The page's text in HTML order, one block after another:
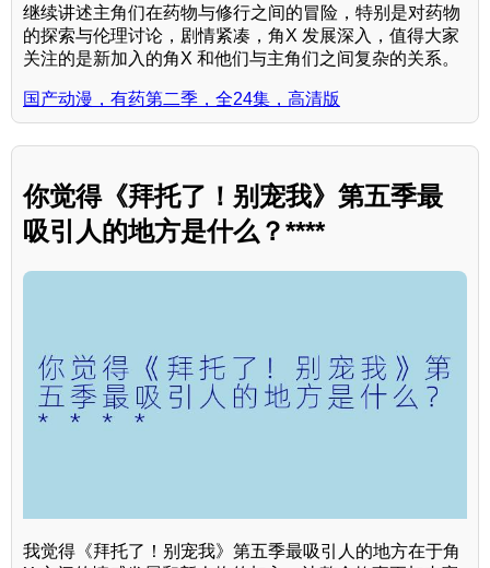
继续讲述主角们在药物与修行之间的冒险，特别是对药物
的探索与伦理讨论，剧情紧凑，角X 发展深入，值得大家
关注的是新加入的角X 和他们与主角们之间复杂的关系。
国产动漫，有药第二季，全24集，高清版
你觉得《拜托了！别宠我》第五季最
吸引人的地方是什么？****
我觉得《拜托了！别宠我》第五季最吸引人的地方在于角